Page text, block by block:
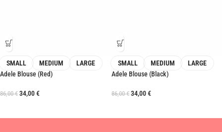
SMALL MEDIUM
LARGE
Adele Blouse (Red)
86,00€ 34,00€
SMALL MEDIUM
LARGE
Adele Blouse (Black)
86,00€ 34,00€